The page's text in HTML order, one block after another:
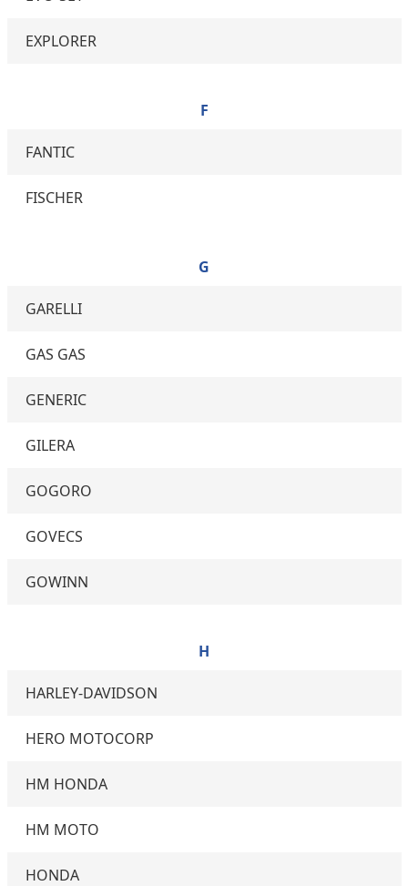
EXPLORER
F
FANTIC
FISCHER
G
GARELLI
GAS GAS
GENERIC
GILERA
GOGORO
GOVECS
GOWINN
H
HARLEY-DAVIDSON
HERO MOTOCORP
HM HONDA
HM MOTO
HONDA